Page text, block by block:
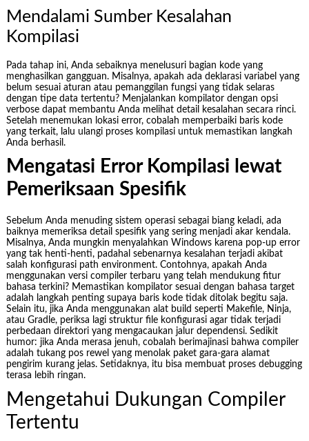
Mendalami Sumber Kesalahan
Kompilasi
Pada tahap ini, Anda sebaiknya menelusuri bagian kode yang
menghasilkan gangguan. Misalnya, apakah ada deklarasi variabel yang
belum sesuai aturan atau pemanggilan fungsi yang tidak selaras
dengan tipe data tertentu? Menjalankan kompilator dengan opsi
verbose dapat membantu Anda melihat detail kesalahan secara rinci.
Setelah menemukan lokasi error, cobalah memperbaiki baris kode
yang terkait, lalu ulangi proses kompilasi untuk memastikan langkah
Anda berhasil.
Mengatasi Error Kompilasi lewat
Pemeriksaan Spesifik
Sebelum Anda menuding sistem operasi sebagai biang keladi, ada
baiknya memeriksa detail spesifik yang sering menjadi akar kendala.
Misalnya, Anda mungkin menyalahkan Windows karena pop-up error
yang tak henti-henti, padahal sebenarnya kesalahan terjadi akibat
salah konfigurasi path environment. Contohnya, apakah Anda
menggunakan versi compiler terbaru yang telah mendukung fitur
bahasa terkini? Memastikan kompilator sesuai dengan bahasa target
adalah langkah penting supaya baris kode tidak ditolak begitu saja.
Selain itu, jika Anda menggunakan alat build seperti Makefile, Ninja,
atau Gradle, periksa lagi struktur file konfigurasi agar tidak terjadi
perbedaan direktori yang mengacaukan jalur dependensi. Sedikit
humor: jika Anda merasa jenuh, cobalah berimajinasi bahwa compiler
adalah tukang pos rewel yang menolak paket gara-gara alamat
pengirim kurang jelas. Setidaknya, itu bisa membuat proses debugging
terasa lebih ringan.
Mengetahui Dukungan Compiler
Tertentu